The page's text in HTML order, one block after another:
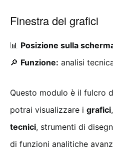
Finestra dei grafici
📊 Posizione sulla
🔎 Funzione: analisi
Questo modulo è il fulcro
potrai visualizzare i grafici
tecnici, strumenti di
di funzioni analitiche